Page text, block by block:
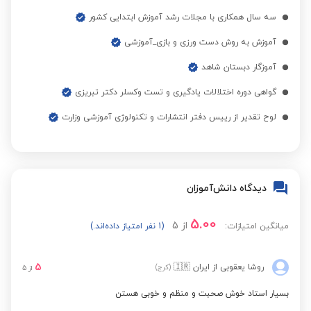
نگارش فارسی ششم
ابتدایی
تیزهوشان
مشاهده قیمت
نمونه دولتی
ریاضی ششم به هفتم
نگارش فارسی چهارم
ابتدایی
سه سال همکاری با مجلات رشد آموزش ابتدایی کشور
آموزش به روش دست ورزی و بازی_آموزشی
آموزگار دبستان شاهد
گواهی دوره اختلالات یادگیری و تست وکسلر دکتر تبریزی
لوح تقدیر از رییس دفتر انتشارات و تکنولوژی آموزشی وزارت
دیدگاه دانش‌آموزان
میانگین امتیازات: 5.00 از 5 (1 نفر امتیاز داده‌اند.)
روشا یعقوبی از ایران 🇮🇷 (کرج) 5 از 5
بسیار استاد خوش صحبت و منظم و خوبی هستن